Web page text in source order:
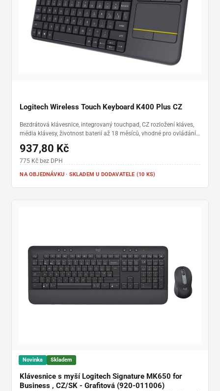
Ergonomie a výdrž baterie:Trávíte-li u počítače
dlouhé hodiny, hledejte modely s integrovanou
opěrkou zápěstí a nastavitelným sklonem. Moderní
bezdrátové klávesnice dnes navíc vydrží na jedny
baterie fungovat i několik let, takže se nemusíte bát
Logitech Wireless Touch Keyboard K400 Plus CZ
Bezdrátová klávesnice, integrovaný touchpad, CZ rozložení kláves,
média klávesy, životnost baterií až 18 měsíců, vhodné pro ovládání
937,80 Kč
775 Kč bez DPH
NA OBJEDNÁVKU · SKLADEM U DODAVATELE (10 KS)
Novinka Skladem
Klávesnice s myší Logitech Signature MK650 for
Business , CZ/SK - Grafitová (920-011006)